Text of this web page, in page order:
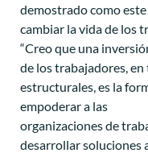
demostrado como
cambiar la vida de los
“Creo que una
de los trabajadores,
estructurales, es la
empoderar a las
organizaciones de
desarrollar soluciones